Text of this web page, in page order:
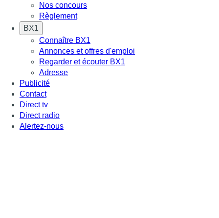
Nos concours
Règlement
BX1
Connaître BX1
Annonces et offres d'emploi
Regarder et écouter BX1
Adresse
Publicité
Contact
Direct tv
Direct radio
Alertez-nous